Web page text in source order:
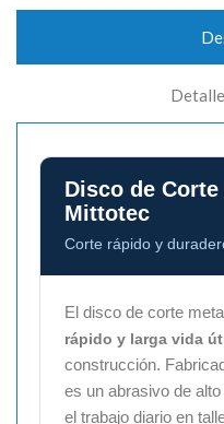
Disco de
Mittotec
Corte rápido y
El disco de corte
rápido y larga vida
construcción.
es un abrasivo de
el trabajo diario en